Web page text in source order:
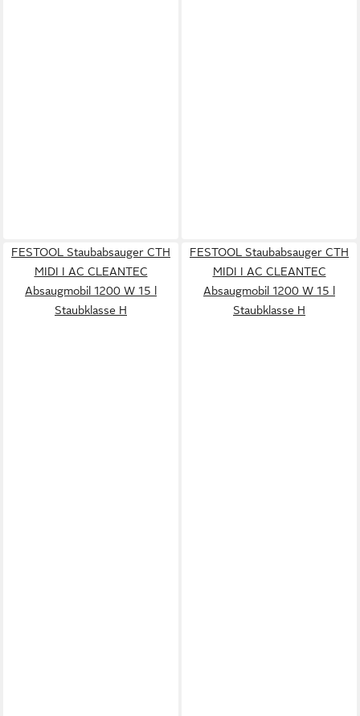
FESTOOL Staubabsauger CTH
MIDI I AC CLEANTEC
Absaugmobil 1200 W 15 l
Staubklasse H
FESTOOL Staubabsauger CTH
MIDI I AC CLEANTEC
Absaugmobil 1200 W 15 l
Staubklasse H